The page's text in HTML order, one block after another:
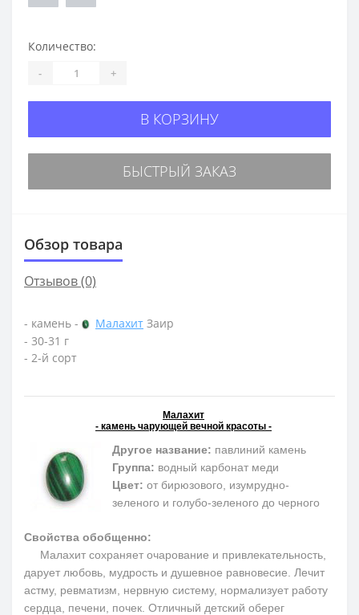
Количество:
- +
В КОРЗИНУ
БЫСТРЫЙ ЗАКАЗ
Обзор товара
Отзывов (0)
- камень - Малахит Заир
- 30-31 г
- 2-й сорт
Малахит
- камень чарующей вечной красоты -
Другое название: павлиний камень
Группа: водный карбонат меди
Цвет: от бирюзового, изумрудно-
зеленого и голубо-зеленого до черного
Свойства обобщенно:
Малахит сохраняет очарование и привлекательность,
дарует любовь, мудрость и душевное равновесие. Лечит
астму, ревматизм, нервную систему, нормализует работу
сердца, печени, почек. Отличный детский оберег